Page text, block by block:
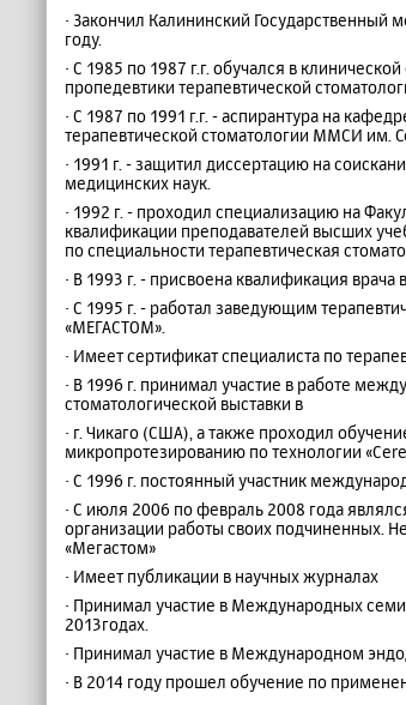
· Закончил Калининский Государственный
году.
· С 1985 по 1987 г.г. обучался в
пропедевтики терапевтической
· С 1987 по 1991 г.г. - аспирантура на
терапевтической стоматологии ММСИ им.
· 1991 г. - защитил диссертацию на
медицинских наук.
· 1992 г. - проходил специализацию на
квалификации преподавателей высших
по специальности терапевтическая
· В 1993 г. - присвоена квалификация врача
· С 1995 г. - работал заведующим
«МЕГАСТОМ».
· Имеет сертификат специалиста по
· В 1996 г. принимал участие в работе
стоматологической выставки в
· г. Чикаго (США), а также проходил
микропротезированию по технологии
· С 1996 г. постоянный участник
· С июля 2006 по февраль 2008 года
организации работы своих подчиненных.
«Мегастом»
· Имеет публикации в научных журналах
· Принимал участие в Международных
2013годах.
· Принимал участие в Международном
· В 2014 году прошел обучение по